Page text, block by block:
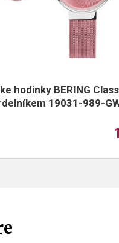
hodinky BERING
19031-989-